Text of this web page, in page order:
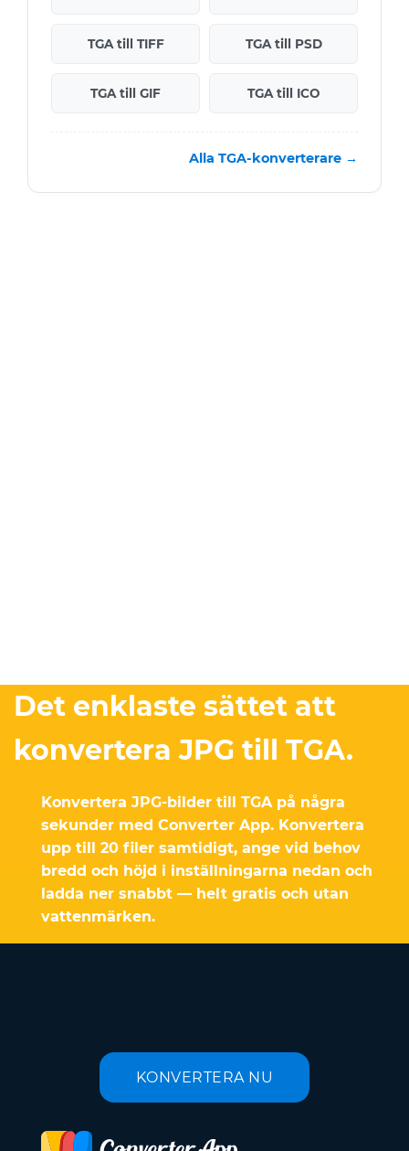
TGA till TIFF TGA till PSD
TGA till GIF TGA till ICO
Alla TGA-konverterare →
Det enklaste sättet att
konvertera JPG till TGA.
Konvertera JPG-bilder till TGA på några
sekunder med Converter App. Konvertera
upp till 20 filer samtidigt, ange vid behov
bredd och höjd i inställningarna nedan och
ladda ner snabbt — helt gratis och utan
vattenmärken.
KONVERTERA NU